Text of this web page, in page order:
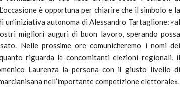
è opportuna per chiarire che il simbolo e la
un’iniziativa autonoma di Alessandro Tartaglione: «al
migliori auguri di buon lavoro, sperando possa
Nelle prossime ore comunicheremo i nomi dei
riguarda le concomitanti elezioni regionali, il
Laurenza la persona con il giusto livello di
nell’importante competizione elettorale».